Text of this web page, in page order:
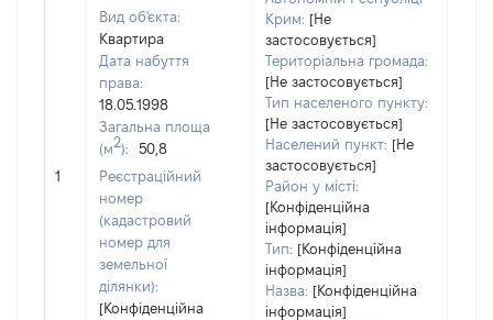
1
Вид об'єкта:
Квартира
Дата набуття
права:
18.05.1998
Загальна площа
(м2):
50,8
Реєстраційний
номер
(кадастровий
номер для
земельної
ділянки):
[Конфіденційна
Крим: [Не
застосовується]
Територіальна громада:
[Не застосовується]
Тип населеного пункту:
[Не застосовується]
Населений пункт: [Не
застосовується]
Район у місті:
[Конфіденційна
інформація]
Тип: [Конфіденційна
інформація]
Назва: [Конфіденційна
інформація]